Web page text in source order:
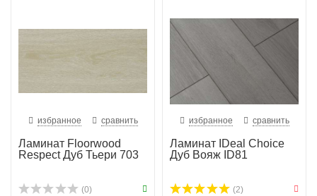
избранное сравнить
Ламинат Floorwood
Respect Дуб Тьери 703
(0)
избранное сравнить
Ламинат IDeal Choice
Дуб Вояж ID81
(2)